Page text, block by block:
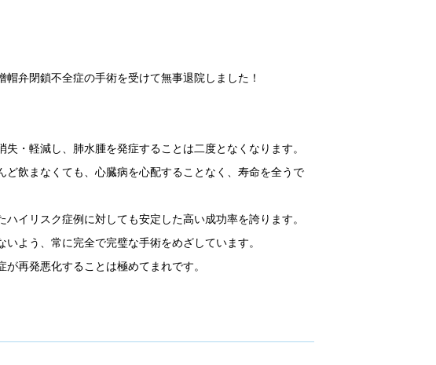
弁閉鎖不全症の手術を受けて無事退院しました！
・軽減し、肺水腫を発症することは二度となくなります。
飲まなくても、心臓病を心配することなく、寿命を全うで
イリスク症例に対しても安定した高い成功率を誇ります。
よう、常に完全で完璧な手術をめざしています。
再発悪化することは極めてまれです。